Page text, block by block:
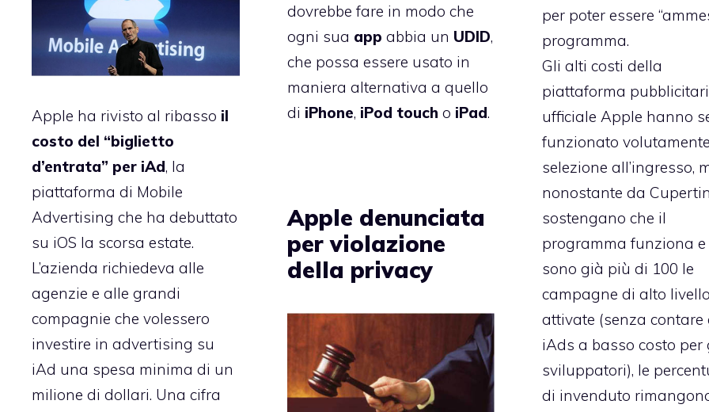
dovrebbe fare in modo che
ogni sua app abbia un UDID,
che possa essere usato in
maniera alternativa a quello
di iPhone, iPod touch o iPad.
per poter essere
programma.
Gli alti costi della
piattaforma
ufficiale Apple hanno
funzionato
selezione all’ingresso,
nonostante da
sostengano che il
programma funziona e
sono già più di 100 le
campagne di alto livello
attivate (senza contare
iAds a basso costo per
sviluppatori), le
di invenduto
Apple ha rivisto al ribasso il
costo del “biglietto
d’entrata” per iAd, la
piattaforma di Mobile
Advertising che ha debuttato
su iOS la scorsa estate.
L’azienda richiedeva alle
agenzie e alle grandi
compagnie che volessero
investire in advertising su
iAd una spesa minima di un
milione di dollari. Una cifra
Apple denunciata
per violazione
della privacy